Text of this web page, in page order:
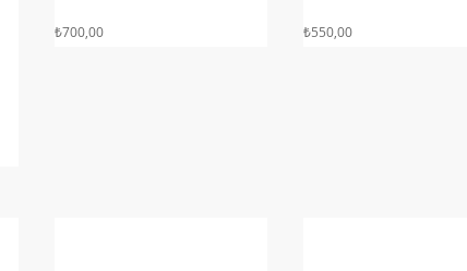
₺700,00 ₺550,00